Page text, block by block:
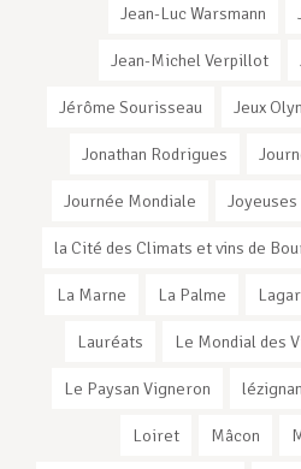
Jean-Luc Warsmann
Jean-Michel Verpillot
Jérôme Sourisseau Jeux
Jonathan Rodrigues
Journée Mondiale
la Cité des Climats et vins de
La Marne La Palme
Lauréats Le Mondial des
Le Paysan Vigneron
Loiret Mâcon